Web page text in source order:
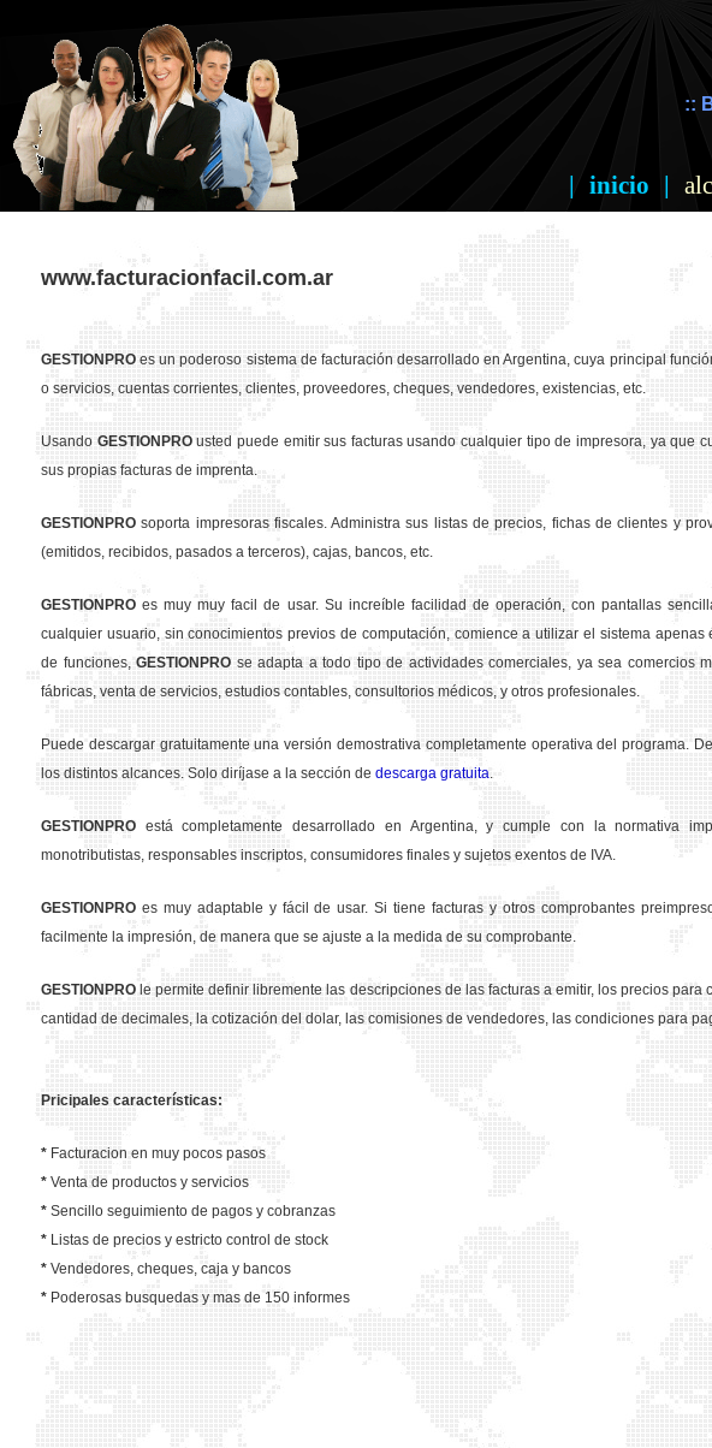
::
| inicio |
www.facturacionfacil.com.ar
GESTION PRO es un poderoso sistema de facturación desarrollado en Argentina, cuya principal
o servicios, cuentas corrientes, clientes, proveedores, cheques, vendedores, existencias, etc.
Usando GESTION PROusted puede emitir sus facturas usando cualquier tipo de impresora, ya que
sus propias facturas de imprenta.
GESTION PRO soporta impresoras fiscales. Administra sus listas de precios, fichas de clientes y
(emitidos, recibidos, pasados a terceros), cajas, bancos, etc.
GESTION PRO es muy muy facil de usar. Su increíble facilidad de operación, con pantallas
cualquier usuario, sin conocimientos previos de computación, comience a utilizar el sistema
de funciones,GESTION PRO se adapta a todo tipo de actividades comerciales, ya sea comercios
fábricas, venta de servicios, estudios contables, consultorios médicos, y otros profesionales.
Puede descargar gratuitamente una versión demostrativa completamente operativa del programa.
los distintos alcances. Solo diríjase a la sección de descarga gratuita.
GESTION PRO está completamente desarrollado en Argentina, y cumple con la normativa
monotributistas, responsables inscriptos, consumidores finales y sujetos exentos de IVA.
GESTION PRO es muy adaptable y fácil de usar. Si tiene facturas y otros comprobantes
facilmente la impresión, de manera que se ajuste a la medida de su comprobante.
GESTION PRO le permite definir libremente las descripciones de las facturas a emitir, los precios
cantidad de decimales, la cotización del dolar, las comisiones de vendedores, las condiciones para
Pricipales características:
* Facturacion en muy pocos pasos
* Venta de productos y servicios
* Sencillo seguimiento de pagos y cobranzas
* Listas de precios y estricto control de stock
* Vendedores, cheques, caja y bancos
* Poderosas busquedas y mas de 150 informes